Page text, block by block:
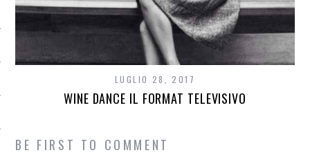
LUGLIO 28, 2017
WINE DANCE IL FORMAT TELEVISIVO
BE FIRST TO COMMENT